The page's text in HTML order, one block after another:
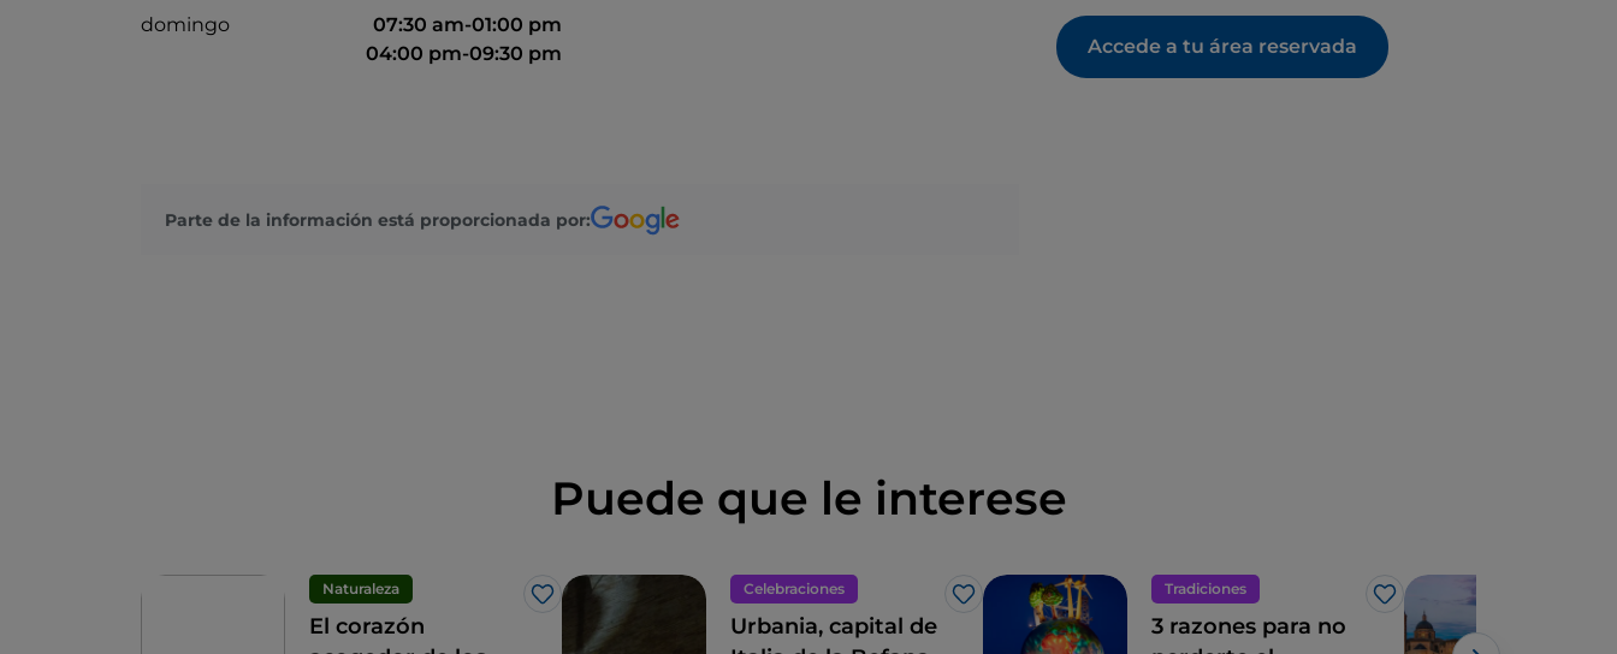
domingo
07:30 am-01:00 pm
04:00 pm-09:30 pm
Parte de la información está proporcionada por:
Accede a tu área reservada
Puede que le interese
Naturaleza
Me gusta
El corazón
Celebraciones
Me gusta
Urbania, capital de
Tradiciones
Me gusta
3 razones para no